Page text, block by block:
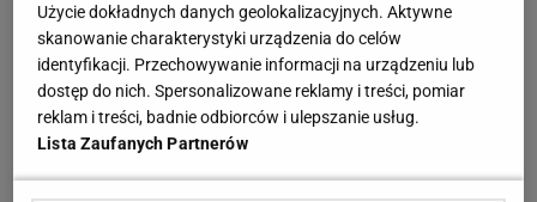
Mecz w Białymstoku przerwany! Wszystko przez
zachowanie kibiców
Pierwszy gwizdek w Białymstoku wybrzmiał o godz.
17:30. Gospodarze otworzyli wynik w 27. minucie,
kiedy to do siatki trafił Jarosław Kubicki. Niestety
Użycie dokładnych danych geolokalizacyjnych. Aktywne
skanowanie charakterystyki urządzenia do celów
identyfikacji. Przechowywanie informacji na urządzeniu lub
dostęp do nich. Spersonalizowane reklamy i treści, pomiar
reklam i treści, badnie odbiorców i ulepszanie usług.
Lista Zaufanych Partnerów